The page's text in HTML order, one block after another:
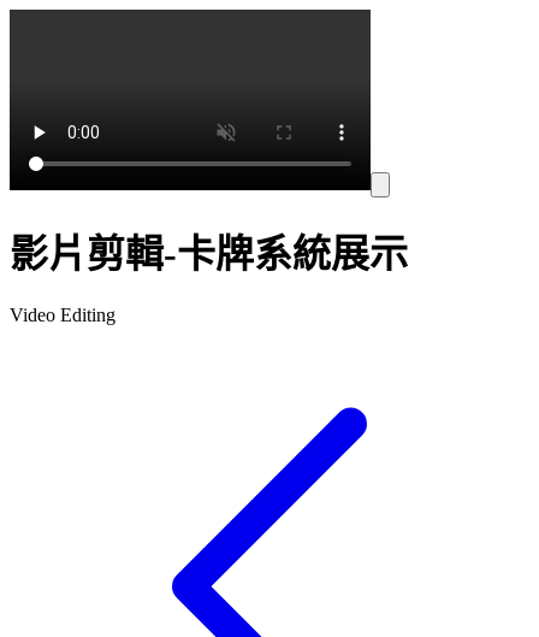
影片剪輯-卡牌系統展示
Video Editing